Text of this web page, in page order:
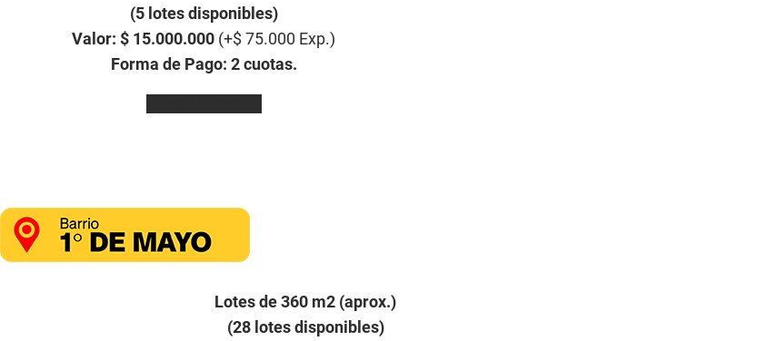
(5 lotes disponibles)
Valor: $ 15.000.000 (+$ 75.000 Exp.)
Forma de Pago: 2 cuotas.
Lotes de 360 m2 (aprox.)
(28 lotes disponibles)